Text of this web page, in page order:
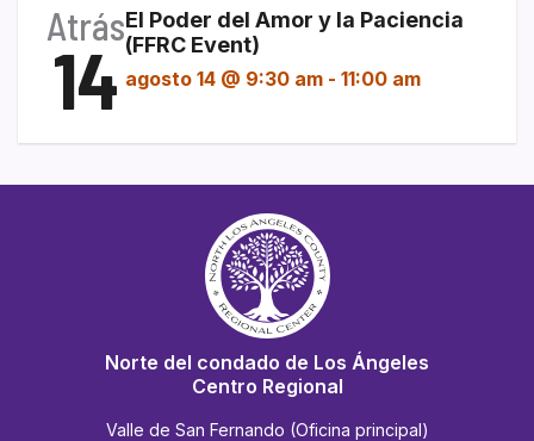
Atrás
14
El Poder del Amor y la Paciencia
(FFRC Event)
agosto 14 @ 9:30 am - 11:00 am
Norte del condado de Los Ángeles
Centro Regional
Valle de San Fernando (Oficina principal)